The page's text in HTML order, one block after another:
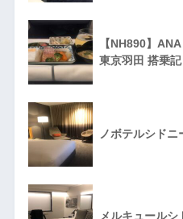
【NH890】
東京羽田 搭乗記
ノボテルシド
メルキュール